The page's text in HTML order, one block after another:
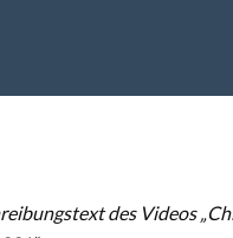
des Videos